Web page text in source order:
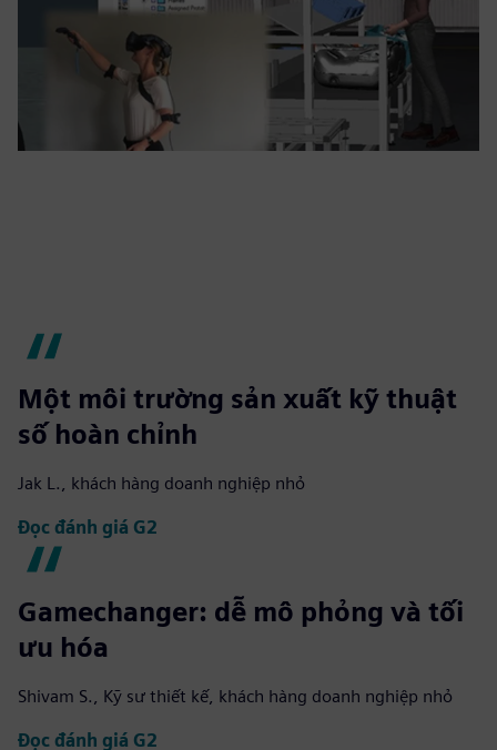
Một môi trường sản xuất kỹ thuật
số hoàn chỉnh
Jak L., khách hàng doanh nghiệp nhỏ
Đọc đánh giá G2
Gamechanger: dễ mô phỏng và tối
ưu hóa
Shivam S., Kỹ sư thiết kế, khách hàng doanh nghiệp nhỏ
Đọc đánh giá G2